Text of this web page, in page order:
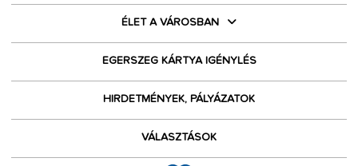
ÉLET A VÁROSBAN
EGERSZEG KÁRTYA IGÉNYLÉS
HIRDETMÉNYEK, PÁLYÁZATOK
VÁLASZTÁSOK